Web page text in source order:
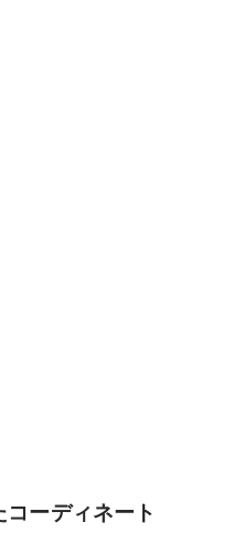
コーディネート